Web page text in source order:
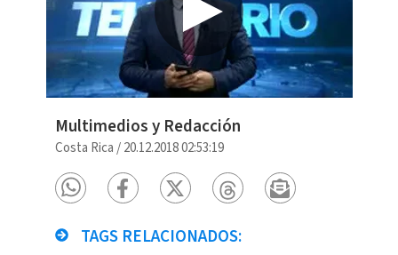
Multimedios y Redacción
Costa Rica /20.12.2018 02:53:19
TAGS RELACIONADOS: